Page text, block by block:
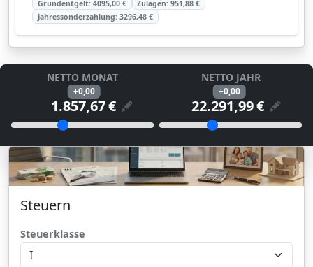
Grundentgelt: 4095,00€ Zulagen:951,88 €
Jahressonderzahlung: 3296,48€
NETTO MONAT
+0,00
€
Hier das das reale monatliche Netto
Slider Netto Monate
Ziehen Sie den Schieberegler, um das monatliche
NETTO JAHR
+0,00
€
Hier das das
Slider Netto Jahr
Ziehen Sie den
Einstellungen für Lohnsteuer,
Steuern
Steuerklasse